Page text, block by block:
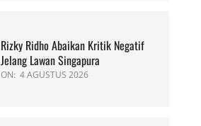
Rizky Ridho Abaikan Kritik Negatif
Jelang Lawan Singapura
ON: 4 AGUSTUS 2026